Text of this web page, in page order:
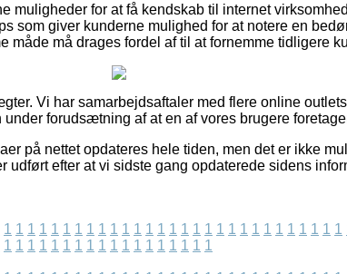
muligheder for at få kendskab til internet
som giver kunderne mulighed for at notere en
måde må drages fordel af til at fornemme tidligere
Vi har samarbejdsaftaler med flere online
forudsætning af at en af vores brugere
på nettet opdateres hele tiden, men det er ikke
udført efter at vi sidste gang opdaterede sidens
1 1 1 1 1 1 1 1 1 1 1 1 1 1 1 1 1 1 1 1 1 1 1 1 1 1 1 1 1
1 1 1 1 1 1 1 1 1 1 1 1 1 1 1 1 1 1